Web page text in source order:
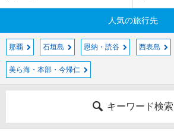
人気の旅行先
那覇 石垣島 恩納・読谷 西表島
美ら海・本部・今帰仁
キーワード検索